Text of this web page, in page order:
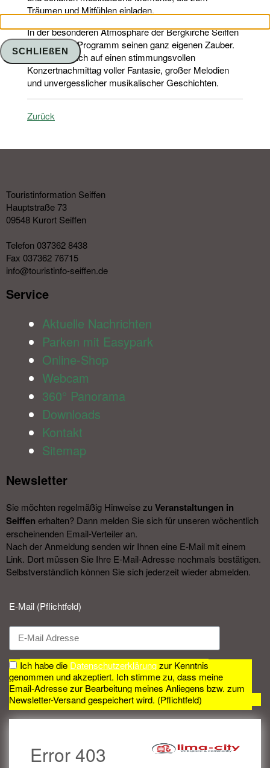
Träumen und Mitfühlen einladen.
In der besonderen Atmosphäre der Bergkirche Seiffen
entfaltet das Programm seinen ganz eigenen Zauber.
Freuen Sie sich auf einen stimmungsvollen
Konzertnachmittag voller Fantasie, großer Melodien
und unvergesslicher musikalischer Geschichten.
Zurück
Touristinformation Seiffen
Hauptstraße 73
09548 Kurort Seiffen
Telefon 037362 8438
Fax 037362 76715
info@touristinfo-seiffen.de
Service​
Aktuelle Nachrichten
Parken mit Easypark
Online-Shop
Webcam
360° Panorama
Downloads
Kontakt
Sitemap
Newsletter​
Sie möchten regelmäßig Hinweise zu Veranstal­tungen in
Seiffen erhalten? Dann melden Sie sich für unseren wöchentlich
erscheinenden Email-Verteiler an.
Nach der Anmeldung senden wir Ihnen eine E-Mail mit einem
Link. Dort müssen Sie Ihre E-Mail-Adresse nochmals bestätigen.
Selbstverständlich können Sie sich jederzeit wieder abmelden.​
E-Mail (Pflichtfeld)
Ich habe die Datenschutzerklärungzur Kenntnis
genommen und akzeptiert. Ich stimme zu, dass meine
Email-Adresse zur Bearbeitung meines Anliegens bzw. zum
Newsletter-Versand gespeichert wird. (Pflichtfeld)
Error 403
SCHLIEßEN